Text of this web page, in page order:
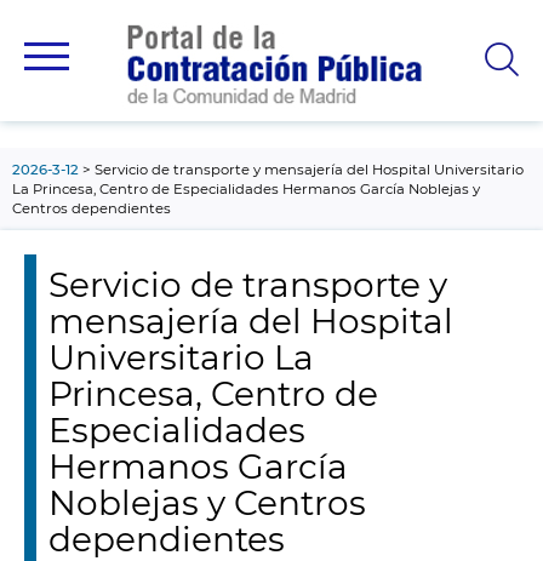
principal
2026-3-12
Servicio de transporte y mensajería del Hospital Universitario
La Princesa, Centro de Especialidades Hermanos García Noblejas y
Centros dependientes
Servicio de transporte y
mensajería del Hospital
Universitario La
Princesa, Centro de
Especialidades
Hermanos García
Noblejas y Centros
dependientes